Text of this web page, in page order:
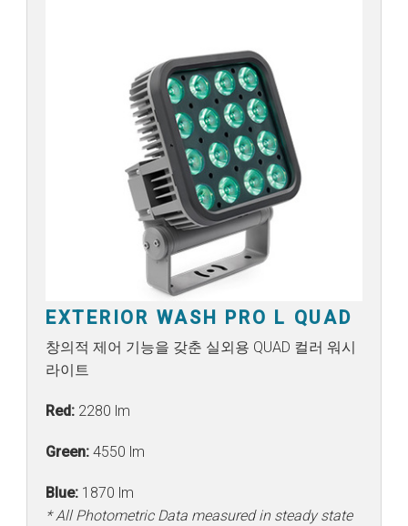
EXTERIOR WASH PRO L QUAD
창의적 제어 기능을 갖춘 실외용 QUAD 컬러 워시
라이트
Red: 2280 lm
Green: 4550 lm
Blue: 1870 lm
* All Photometric Data measured in steady state